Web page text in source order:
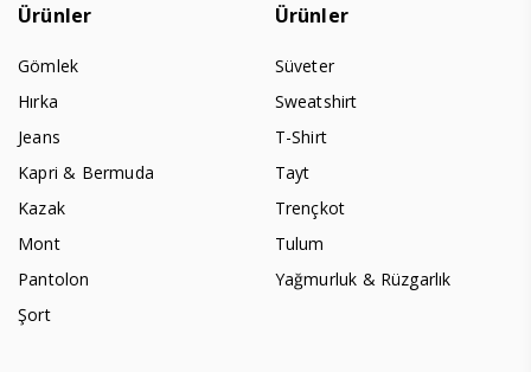
Ürünler
Gömlek
Hırka
Jeans
Kapri & Bermuda
Kazak
Mont
Pantolon
Şort
Ürünler
Süveter
Sweatshirt
T-Shirt
Tayt
Trençkot
Tulum
Yağmurluk & Rüzgarlık